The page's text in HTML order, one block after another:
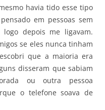
havia tido esse tipo
em pessoas sem
depois me ligavam.
se eles nunca tinham
que a maioria era
disseram que sabiam
ou outra pessoa
o telefone soava de